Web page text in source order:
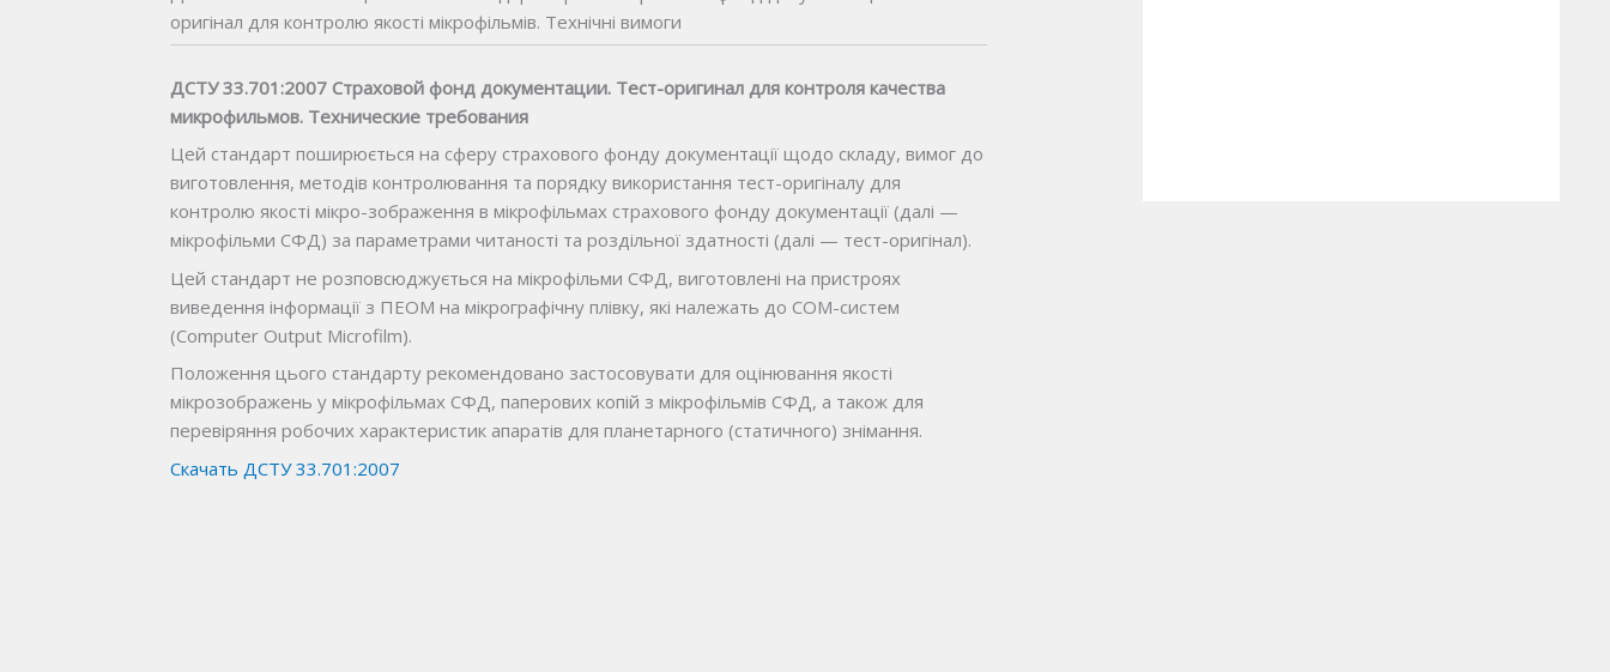
оригінал для контролю якості мікрофільмів. Технічні вимоги
ДСТУ 33.701:2007 Страховой фонд документации. Тест-оригинал для контроля качества
микрофильмов. Технические требования
Цей стандарт поширюється на сферу страхового фонду документації щодо складу, вимог до
виготовлення, методів контролювання та порядку використання тест-оригіналу для
контролю якості мікро-зображення в мікрофільмах страхового фонду документації (далі —
мікрофільми СФД) за параметрами читаності та роздільної здатності (далі — тест-оригінал).
Цей стандарт не розповсюджується на мікрофільми СФД, виготовлені на пристроях
виведення інформації з ПЕОМ на мікрографічну плівку, які належать до СОМ-систем
(Computer Output Microfilm).
Положення цього стандарту рекомендовано застосовувати для оцінювання якості
мікрозображень у мікрофільмах СФД, паперових копій з мікрофільмів СФД, а також для
перевіряння робочих характеристик апаратів для планетарного (статичного) знімання.
Скачать ДСТУ 33.701:2007